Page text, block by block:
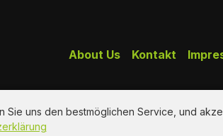
uns den bestmöglichen Service, und
Kontakt
About Us